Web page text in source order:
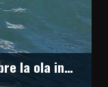
Fernando Aguerre reflexiona sobre la ola inesperada